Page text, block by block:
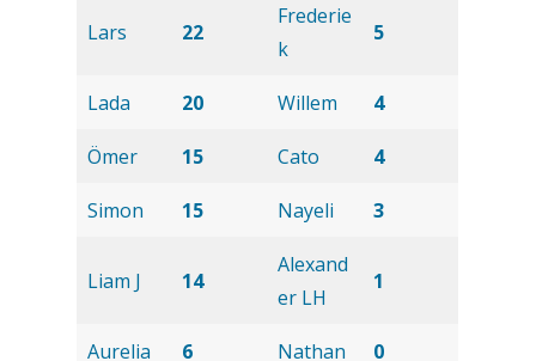
Lars 22
Frederie
k
5
Lada 20 Willem 4
Ömer 15 Cato 4
Simon 15 Nayeli 3
Liam J 14
Alexand
er LH
1
Aurelia 6 Nathan 0